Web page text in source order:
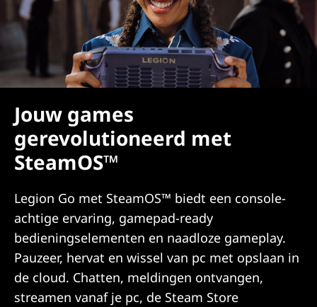
Jouw games
gerevolutioneerd met
SteamOS™
Legion Go met SteamOS™ biedt een console-
achtige ervaring, gamepad-ready
bedieningselementen en naadloze gameplay.
Pauzeer, hervat en wissel van pc met opslaan in
de cloud. Chatten, meldingen ontvangen,
streamen vanaf je pc, de Steam Store